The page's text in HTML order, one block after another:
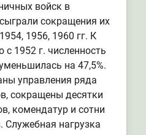
войск в
сокращения их
1956, 1960 гг. К
с 1952 г. численность
на 47,5%.
управления ряда
сокращены десятки
комендатур и сотни
Служебная нагрузка